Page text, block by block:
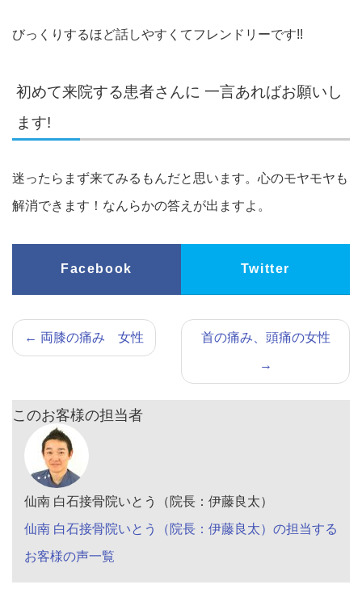
びっくりするほど話しやすくてフレンドリーです!!
初めて来院する患者さんに 一言あればお願いし
ます!
迷ったらまず来てみるもんだと思います。心のモヤモヤも
解消できます！なんらかの答えが出ますよ。
Facebook Twitter
← 両膝の痛み 女性
首の痛み、頭痛の女性
→
このお客様の担当者
仙南 白石接骨院いとう（院長：伊藤良太）
仙南 白石接骨院いとう（院長：伊藤良太）の担当する
お客様の声一覧